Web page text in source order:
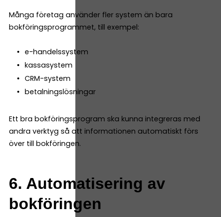
Många företag använder fler system än bara
bokföringsprogrammet, till exempel:
e-handelssystem
kassasystem
CRM-system
betalningslösningar
Ett bra bokföringsprogram ska kunna integreras med
andra verktyg så att informationen automatiskt förs
över till bokföringen.
6. Automatisering av
bokföringen